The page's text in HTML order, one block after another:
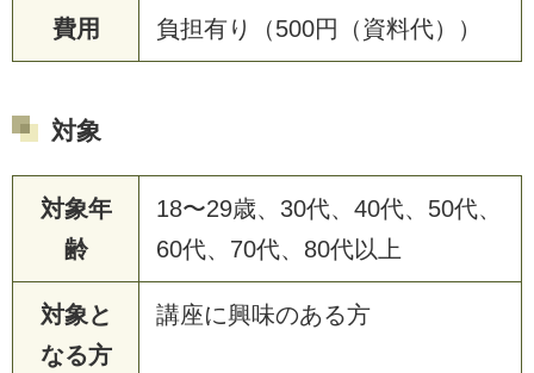
費用 負担有り（500円（資料代））
対象
対象年
齢
18〜29歳、30代、40代、50代、
60代、70代、80代以上
対象と
なる方
講座に興味のある方